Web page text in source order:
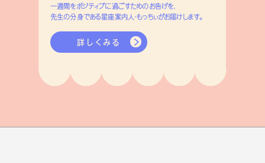
一週間をポジティブに過ごすためのお告げを、
先生の分身である星座案内人・もっちぃがお届けします。
詳しくみる